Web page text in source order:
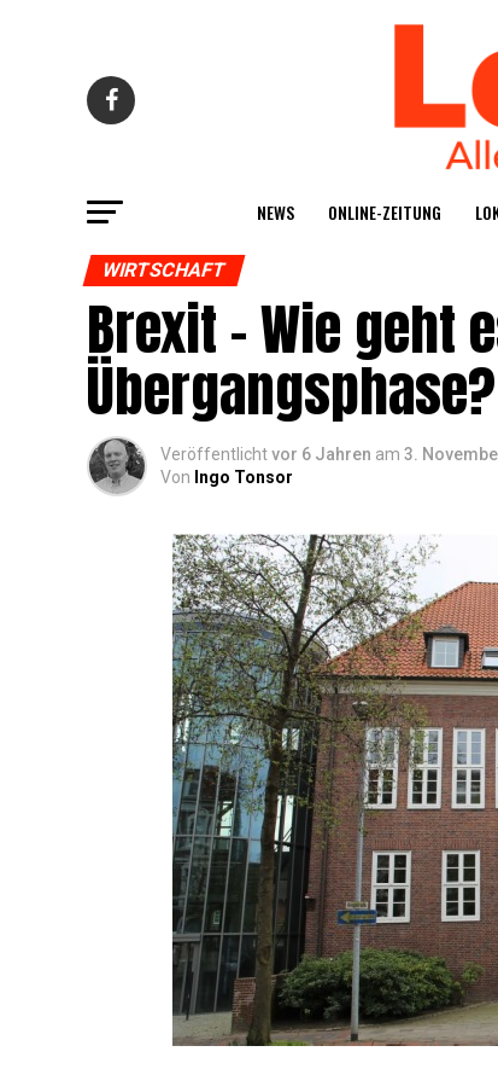
NEWS ONLINE-ZEI­TUNG
WIRTSCHAFT
Brexit – Wie geht
Übergangsphase?
Veröffentlichtvor 6 Jahren am 3.
Von Ingo Tonsor